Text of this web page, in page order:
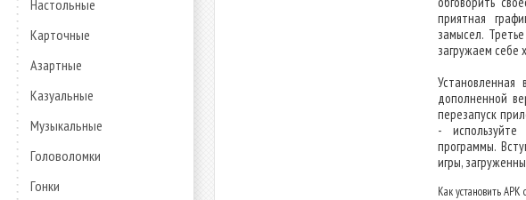
Настольные
Карточные
Азартные
Казуальные
Музыкальные
Головоломки
Гонки
приятная
замысел.
загружаем себе
дополненной
перезапуск
- используйте
программы.
игры,
Как установить